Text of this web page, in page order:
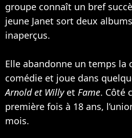
groupe connaît un bref
jeune Janet sort deux
inaperçus.
Elle abandonne un temps la
comédie et joue dans
Arnold et Willyet Fame. Côté
première fois à 18 ans,
mois.